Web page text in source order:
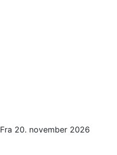
Fra 20. november 2026